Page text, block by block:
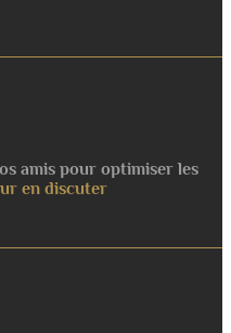
amis pour optimiser les
en discuter